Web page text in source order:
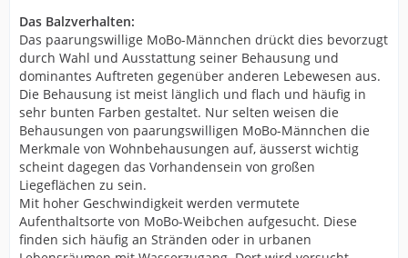
Das Balzverhalten:
Das paarungswillige MoBo-Männchen drückt dies bevorzugt
durch Wahl und Ausstattung seiner Behausung und
dominantes Auftreten gegenüber anderen Lebewesen aus.
Die Behausung ist meist länglich und flach und häufig in
sehr bunten Farben gestaltet. Nur selten weisen die
Behausungen von paarungswilligen MoBo-Männchen die
Merkmale von Wohnbehausungen auf, äusserst wichtig
scheint dagegen das Vorhandensein von großen
Liegeflächen zu sein.
Mit hoher Geschwindigkeit werden vermutete
Aufenthaltsorte von MoBo-Weibchen aufgesucht. Diese
finden sich häufig an Stränden oder in urbanen